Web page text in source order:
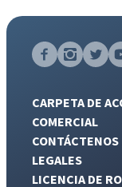
CARPETA DE
COMERCIAL
CONTÁCTENOS
LEGALES
LICENCIA DE